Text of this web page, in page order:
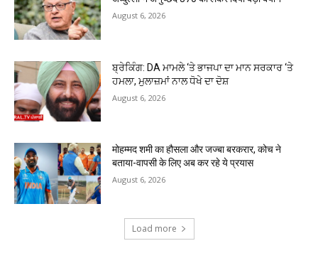
August 6, 2026
ਬ੍ਰੇਕਿੰਗ: DA ਮਾਮਲੇ ‘ਤੇ ਭਾਜਪਾ ਦਾ ਮਾਨ ਸਰਕਾਰ ‘ਤੇ
ਹਮਲਾ, ਮੁਲਾਜ਼ਮਾਂ ਨਾਲ ਧੋਖੇ ਦਾ ਦੋਸ਼
August 6, 2026
मोहम्मद शमी का हौसला और जज्बा बरकरार, कोच ने
बताया-वापसी के लिए अब कर रहे ये प्रयास
August 6, 2026
Load more